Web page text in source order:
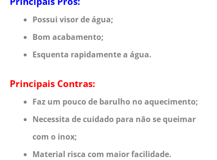
Possui visor de água;
Bom acabamento;
Esquenta rapidamente a água.
Principais Contras:
Faz um pouco de barulho no aquecimento;
Necessita de cuidado para não se queimar
com o inox;
Material risca com maior facilidade.